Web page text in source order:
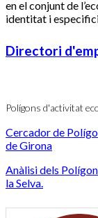
en el conjunt de
identitat i
Directori
Polígons d'activitat
Cercador de
de Girona
Anàlisi dels
la Selva.